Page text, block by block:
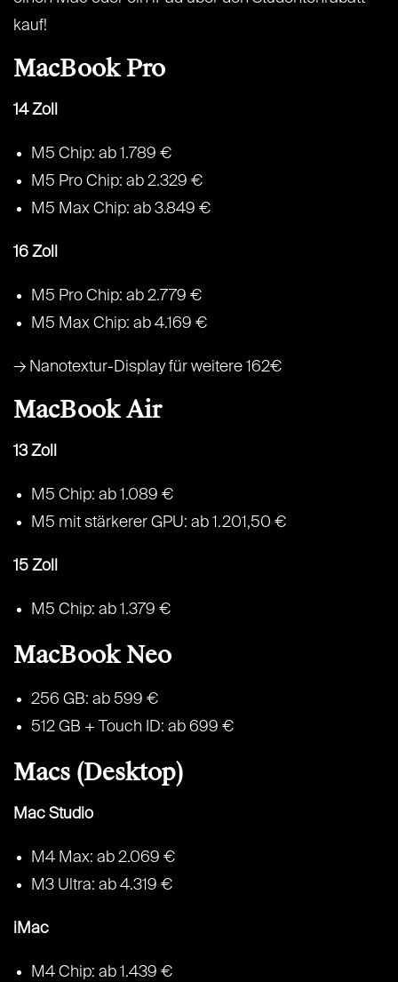
kauf!
MacBook Pro
14 Zoll
M5 Chip: ab 1.789 €
M5 Pro Chip: ab 2.329 €
M5 Max Chip: ab 3.849 €
16 Zoll
M5 Pro Chip: ab 2.779 €
M5 Max Chip: ab 4.169 €
→ Nanotextur-Display für weitere 162€
MacBook Air
13 Zoll
M5 Chip: ab 1.089 €
M5 mit stärkerer GPU: ab 1.201,50 €
15 Zoll
M5 Chip: ab 1.379 €
MacBook Neo
256 GB: ab 599 €
512 GB + Touch ID: ab 699 €
Macs (Desktop)
Mac Studio
M4 Max: ab 2.069 €
M3 Ultra: ab 4.319 €
iMac
M4 Chip: ab 1.439 €